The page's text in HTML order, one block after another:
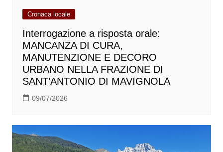
Cronaca locale
Interrogazione a risposta orale:
MANCANZA DI CURA,
MANUTENZIONE E DECORO
URBANO NELLA FRAZIONE DI
SANT’ANTONIO DI MAVIGNOLA
09/07/2026